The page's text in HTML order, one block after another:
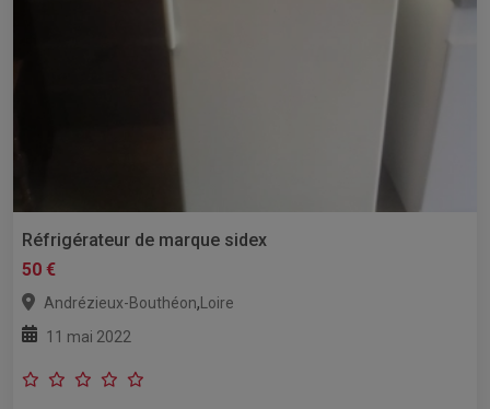
Réfrigérateur de marque sidex
50 €
Andrézieux-Bouthéon, Loire
11 mai 2022